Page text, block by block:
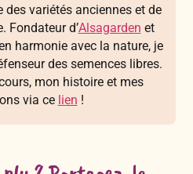
des variétés anciennes et de
Fondateur d’Alsagarden et
harmonie avec la nature, je
des semences libres.
mon histoire et mes
via ce lien !